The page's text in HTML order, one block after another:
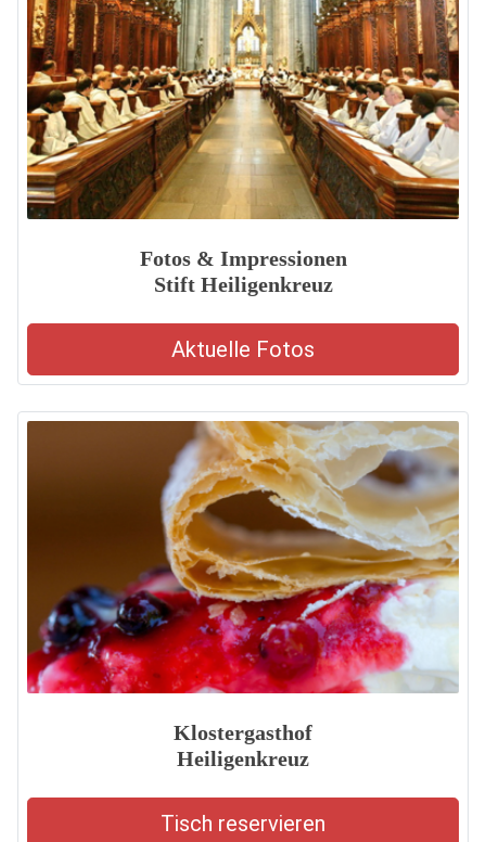
Fotos & Impressionen
Stift Heiligenkreuz
Aktuelle Fotos
Klostergasthof
Heiligenkreuz
Tisch reservieren